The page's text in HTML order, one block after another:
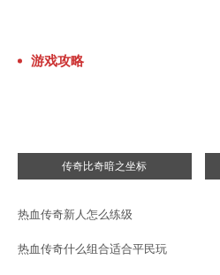
游戏攻略
传奇比奇暗之坐标
热血传奇新人怎么练级
热血传奇什么组合适合平民玩